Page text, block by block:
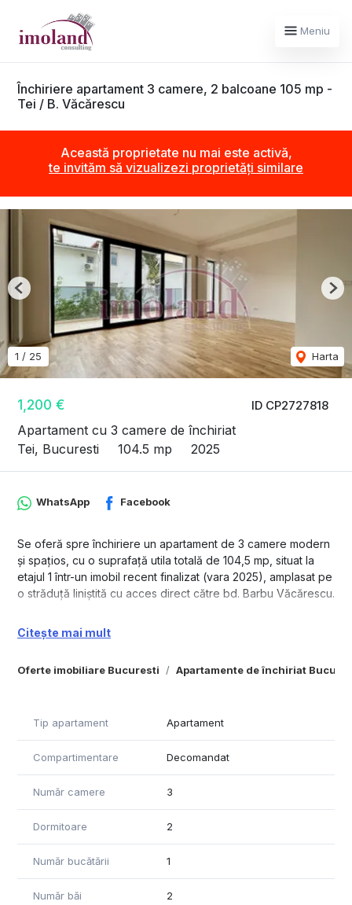
Meniu
Închiriere apartament 3 camere, 2 balcoane 105 mp -
Tei / B. Văcărescu
Această proprietate nu mai este activă,
te invităm să vizualizezi proprietăți similare
ID CP2727818
1,200 €
Apartament cu 3 camere de închiriat
Tei, Bucuresti
104.5 mp 2025
1 / 25 Harta
Previous
Oferte imobiliare Bucuresti Apartamente de închiriat
WhatsApp Facebook
Se oferă spre închiriere un apartament de 3 camere modern
și spațios, cu o suprafață utila totală de 104,5 mp, situat la
etajul 1 într-un imobil recent finalizat (vara 2025), amplasat pe
o străduță liniștită cu acces direct către bd. Barbu Văcărescu.
• Living generos cu bucătărie deschisă + spațiu închis
• 2 dormitoare
• Încălzire centralizată a imobilului, prin calorifere
Localizare: Kaufland Barbu Vacarescu - Tei.
* Apartamentul se poate mobila complet, la cerere - in acest
caz, chiria va fi 1500 euro/luna.
Citește mai mult
Tip apartament Apartament
Compartimentare Decomandat
Număr camere 3
Dormitoare 2
Număr bucătării 1
Număr băi 2